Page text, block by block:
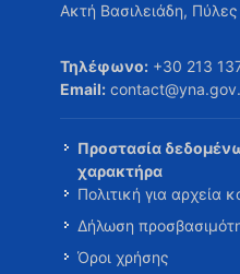
Ακτή Βασιλειάδη,
Τηλέφωνο: +30 213
Email:
Προστασία
χαρακτήρα
Πολιτική για αρχεία
Δήλωση
Όροι χρήσης